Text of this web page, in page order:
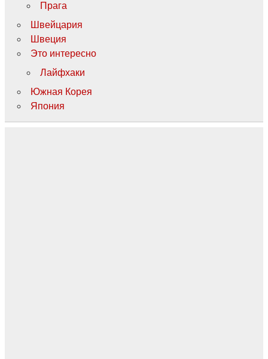
Прага
Швейцария
Швеция
Это интересно
Лайфхаки
Южная Корея
Япония